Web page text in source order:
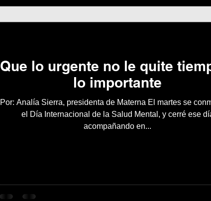
Que lo urgente no le quite
lo importante
Por: Analía Sierra, presidenta de Materna El martes se
el Día Internacional de la Salud Mental, y cerré ese
acompañando en...